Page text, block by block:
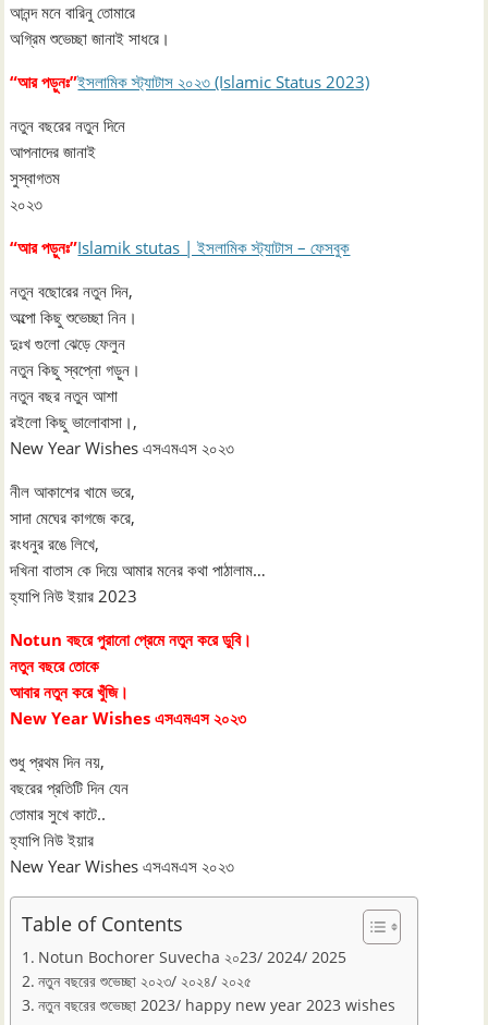
আনন্দ মনে বারিনু তোমারে
অগ্রিম শুভেচ্ছা জানাই সাধরে।
“আর পড়ুনঃ”ইসলামিক স্ট্যাটাস ২০২৩ (Islamic Status 2023)
নতুন বছরের নতুন দিনে
আপনাদের জানাই
সুস্বাগতম
২০২৩
“আর পড়ুনঃ”Islamik stutas | ইসলামিক স্ট্যাটাস – ফেসবুক
নতুন বছোরের নতুন দিন,
অল্পো কিছু শুভেচ্ছা নিন।
দুঃখ গুলো ঝেড়ে ফেলুন
নতুন কিছু স্বপ্নো গড়ুন।
নতুন বছর নতুন আশা
রইলো কিছু ভালোবাসা।,
New Year Wishes এসএমএস ২০২৩
নীল আকাশের খামে ভরে,
সাদা মেঘের কাগজে করে,
রংধনুর রঙে লিখে,
দখিনা বাতাস কে দিয়ে আমার মনের কথা পাঠালাম…
হ্যাপি নিউ ইয়ার 2023
Notun বছরে পুরানাে প্রেমে নতুন করে ডুবি।
নতুন বছরে তােকে
আবার নতুন করে খুঁজি।
New Year Wishes এসএমএস ২০২৩
শুধু প্রথম দিন নয়,
বছরের প্রতিটি দিন যেন
তোমার সুখে কাটে..
হ্যাপি নিউ ইয়ার
New Year Wishes এসএমএস ২০২৩
Table of Contents
Notun Bochorer Suvecha ২০23/ 2024/ 2025
নতুন বছরের শুভেচ্ছা ২০২৩/ ২০২৪/ ২০২৫
নতুন বছরের শুভেচ্ছা 2023/ happy new year 2023 wishes